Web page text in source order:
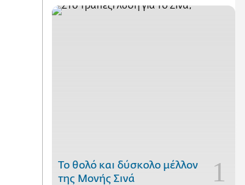
Το θολό και δύσκολο μέλλον
της Μονής Σινά